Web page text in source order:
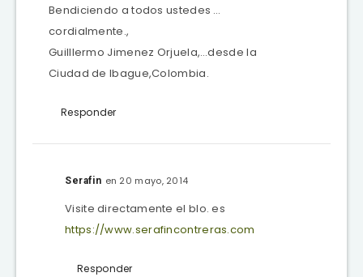
Bendiciendo a todos ustedes …
cordialmente.,
Guilllermo Jimenez Orjuela,…desde la
Ciudad de Ibague,Colombia.
Responder
Serafin en 20 mayo, 2014
Visite directamente el blo. es
https://www.serafincontreras.com
Responder